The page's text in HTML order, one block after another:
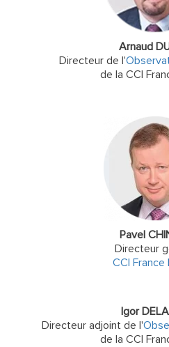
Arnaud
Directeur de l'
de la CCI
Pavel
Directeur
CCI France
Igor
Directeur adjoint de l'
de la CCI